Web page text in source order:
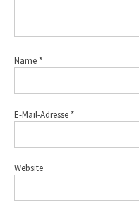
Name *
E-Mail-Adresse *
Website